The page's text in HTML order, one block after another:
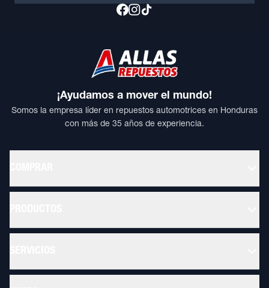
¡Ayudamos a mover el mundo!
Somos la empresa líder en repuestos automotrices en Honduras
con más de 35 años de experiencia.